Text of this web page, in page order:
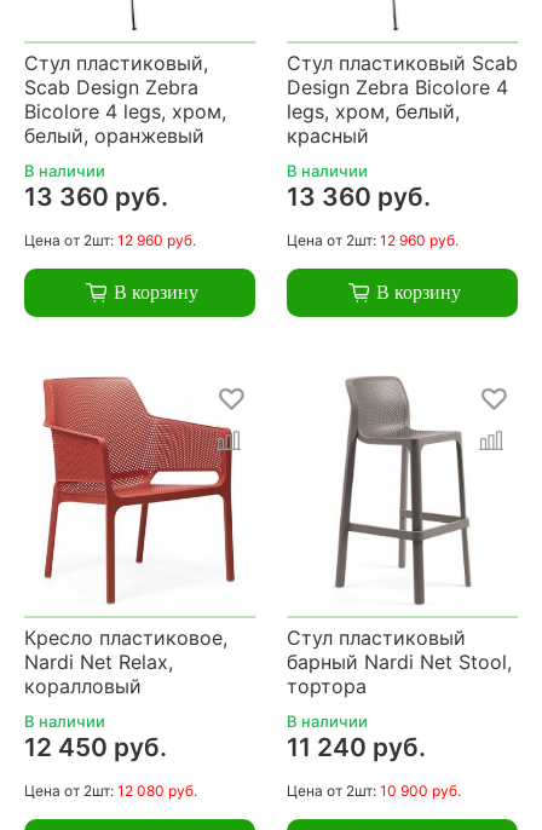
Стул пластиковый,
Scab Design Zebra
Bicolore 4 legs, хром,
белый, оранжевый
В наличии
13 360 руб.
Цена от 2шт: 12 960 руб.
В корзину
Стул пластиковый Scab
Design Zebra Bicolore 4
legs, хром, белый,
красный
В наличии
13 360 руб.
Цена от 2шт: 12 960 руб.
В корзину
Кресло пластиковое,
Nardi Net Relax,
коралловый
В наличии
12 450 руб.
Цена от 2шт: 12 080 руб.
Стул пластиковый
барный Nardi Net Stool,
тортора
В наличии
11 240 руб.
Цена от 2шт: 10 900 руб.